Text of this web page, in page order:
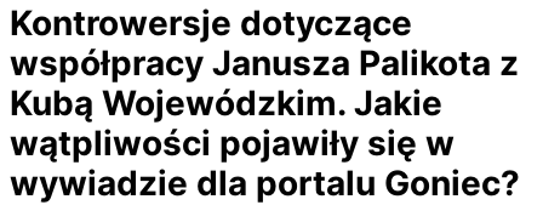
Kontrowersje dotyczące
współpracy Janusza Palikota z
Kubą Wojewódzkim. Jakie
wątpliwości pojawiły się w
wywiadzie dla portalu Goniec?